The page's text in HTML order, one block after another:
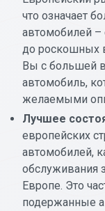
что означает
автомобилей –
до роскошных
Вы с большей
автомобиль,
желаемыми
Лучшее
европейских
автомобилей,
обслуживания
Европе. Это
подержанные